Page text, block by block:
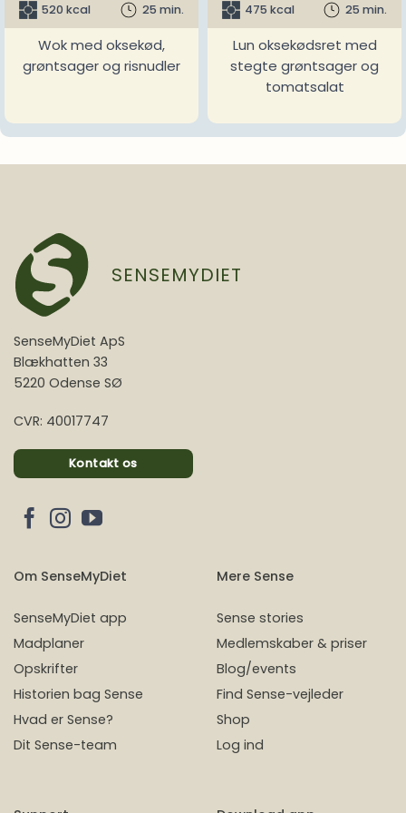
520 kcal 25 min.
Wok med oksekød,
grøntsager og risnudler
475 kcal 25 min.
Lun oksekødsret med
stegte grøntsager og
tomatsalat
SENSEMYDIET
SenseMyDiet ApS
Blækhatten 33
5220 Odense SØ
CVR: 40017747
Kontakt os
Om SenseMyDiet
SenseMyDiet app
Madplaner
Opskrifter
Historien bag Sense
Hvad er Sense?
Dit Sense-team
Mere Sense
Sense stories
Medlemskaber & priser
Blog/events
Find Sense-vejleder
Shop
Log ind